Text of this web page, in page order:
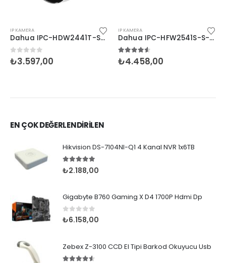
IP KAMERA
Dahua IPC-HDW2441T-S-0280B 4MP IP Dome Sesli
0 5 üzerinden
₺3.597,00
IP KAMERA
Dahua IPC-HFW2541S-S-0360B-S2 5MP 3.6mm IR Bullet
4.50 5 üzerinden
₺4.458,00
EN ÇOK DEĞERLENDİRİLEN
Hikvision DS-7104NI-Q1 4 Kanal NVR 1x6TB
5.005 üzerinden
₺2.188,00
Gigabyte B760 Gaming X D4 1700P Hdmi Dp
0 5 üzerinden
₺6.158,00
Zebex Z-3100 CCD El Tipi Barkod Okuyucu Usb